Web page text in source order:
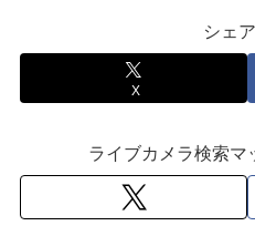
シェ
X
ライブカメラ検索マ